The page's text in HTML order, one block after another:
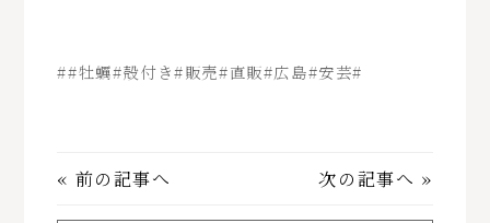
##牡蠣#殻付き#販売#直販#広島#安芸#
« 前の記事へ 次の記事へ »